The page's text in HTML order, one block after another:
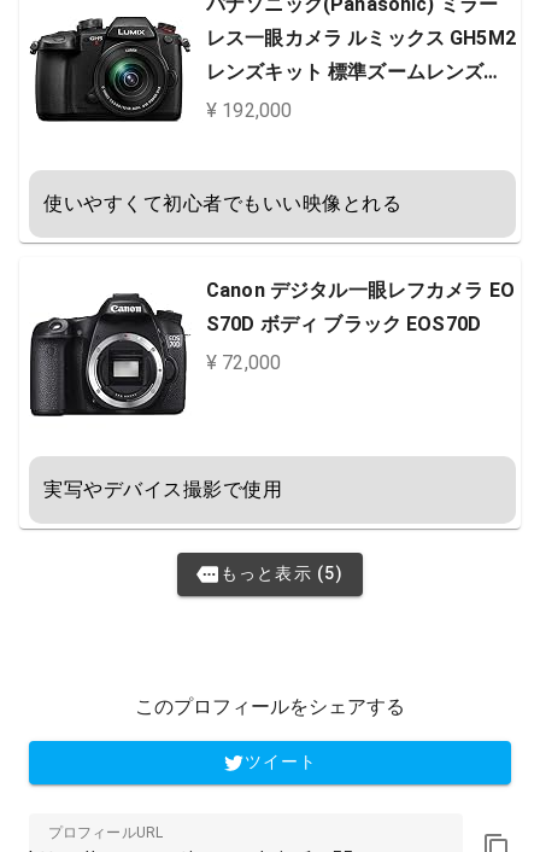
レス一眼カメラ ルミックス GH5M2
レンズキット 標準ズームレンズ付
属 ブラック DC-GH5M2M
¥ 192,000
使いやすくて初心者でもいい映像とれる
Canon デジタル一眼レフカメラ EO
S70D ボディ ブラック EOS70D
¥ 72,000
実写やデバイス撮影で使用
もっと表示 (5)
このプロフィールをシェアする
ツイート
プロフィールURL